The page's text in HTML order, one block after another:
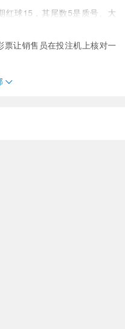
，其尾数5是质号、大
让销售员在投注机上核对一